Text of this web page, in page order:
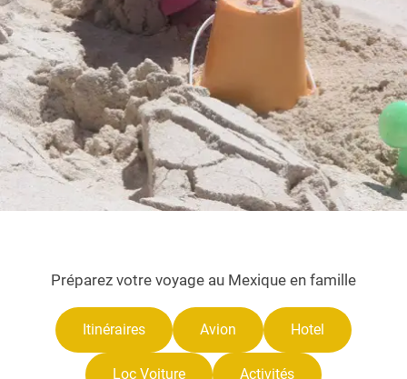
Préparez votre voyage au Mexique en famille
Itinéraires Avion Hotel
Loc Voiture Activités